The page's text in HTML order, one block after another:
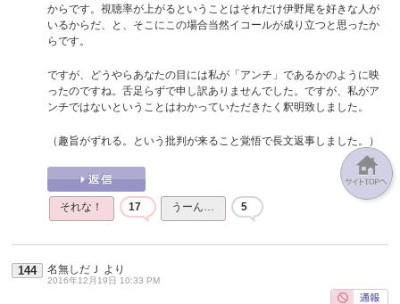
からです。視聴率が上がるということはそれだけ伊野尾を好きな人が
いるからだ、と、そこにこの場合当然イコールが成り立つと思ったか
らです。
ですが、どうやらあなたの目には私が「アンチ」であるかのように映
ったのですね。舌足らずで申し訳ありませんでした。ですが、私がア
ンチではないということはわかっていただきたく釈明致しました。
（趣旨がずれる。という批判が来ること覚悟で長文返事しました。）
それな！ 17 うーん… 5
144 名無しだＪ より
2016年12月19日 10:33 PM